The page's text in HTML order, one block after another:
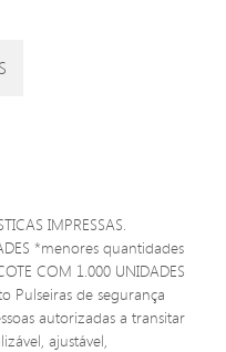
IMPRESSAS.
*menores quantidades
COM 1.000 UNIDADES
Pulseiras de segurança
autorizadas a transitar
ajustável,